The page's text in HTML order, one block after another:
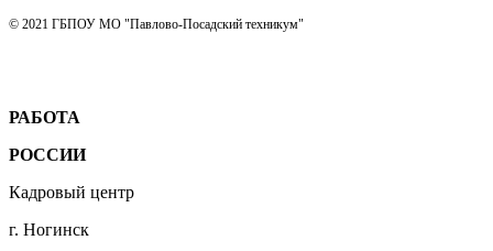
© 2021 ГБПОУ МО "Павлово-Посадский техникум"
РАБОТА
РОССИИ
Кадровый центр
г. Ногинск